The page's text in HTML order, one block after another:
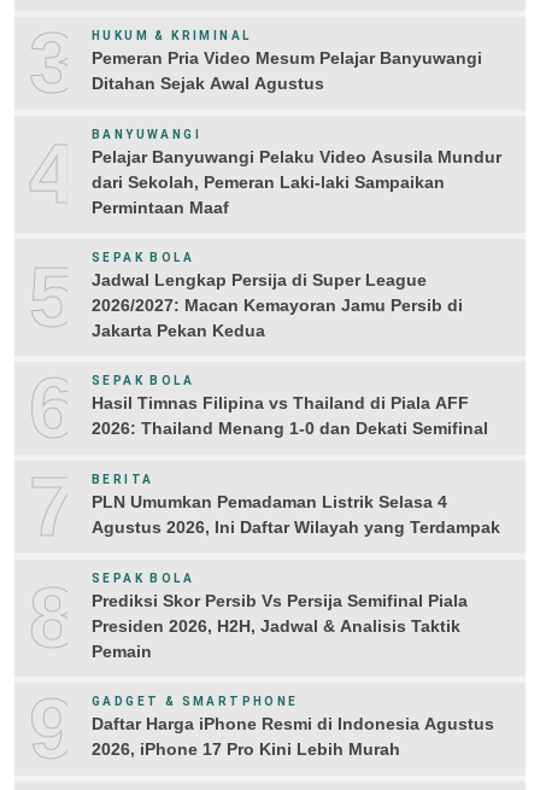
3
HUKUM & KRIMINAL
Pemeran Pria Video Mesum Pelajar Banyuwangi
Ditahan Sejak Awal Agustus
4 BANYUWANGI
Pelajar Banyuwangi Pelaku Video Asusila Mundur
dari Sekolah, Pemeran Laki-laki Sampaikan
Permintaan Maaf
5 SEPAK BOLA
Jadwal Lengkap Persija di Super League
2026/2027: Macan Kemayoran Jamu Persib di
Jakarta Pekan Kedua
6 SEPAK BOLA
Hasil Timnas Filipina vs Thailand di Piala AFF
2026: Thailand Menang 1-0 dan Dekati Semifinal
7 BERITA
PLN Umumkan Pemadaman Listrik Selasa 4
Agustus 2026, Ini Daftar Wilayah yang Terdampak
8 SEPAK BOLA
Prediksi Skor Persib Vs Persija Semifinal Piala
Presiden 2026, H2H, Jadwal & Analisis Taktik
Pemain
9 GADGET & SMARTPHONE
Daftar Harga iPhone Resmi di Indonesia Agustus
2026, iPhone 17 Pro Kini Lebih Murah